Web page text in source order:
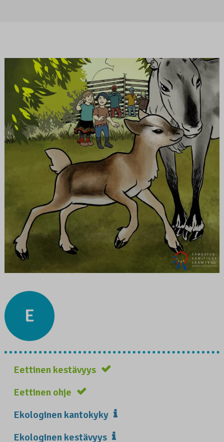
E
Eettinen kestävyys
Eettinen ohje
Ekologinen kantokyky
Ekologinen kestävyys